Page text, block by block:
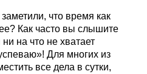
что время как
Как часто вы слышите
на что не хватает
Для многих из
все дела в сутки,